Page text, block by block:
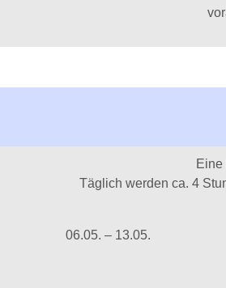
Eine
Täglich werden ca. 4
06.05. – 13.05.